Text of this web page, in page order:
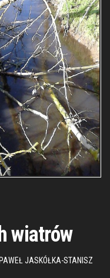
wiatrów
PAWEŁ JASKÓŁKA-STANISZ